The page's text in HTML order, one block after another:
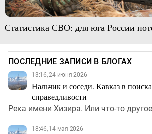
Статистика СВО: для юга России
ПОСЛЕДНИЕ ЗАПИСИ В БЛОГАХ
13:16, 24 июня 2026
Нальчик и соседи. Кавказ в
справедливости
Река имени Хизира. Или что-то
18:46, 14 мая 2026